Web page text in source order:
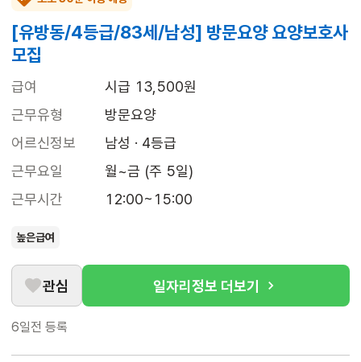
[유방동/4등급/83세/남성] 방문요양 요양보호사
모집
급여
시급 13,500원
근무유형
방문요양
어르신정보
남성 · 4등급
근무요일
월~금 (주 5일)
근무시간
12:00~15:00
높은급여
관심 일자리정보 더보기
6일전 등록